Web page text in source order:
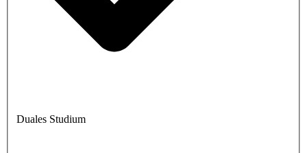
Duales Studium